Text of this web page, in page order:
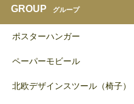
GROUP グループ
ポスターハンガー
ペーパーモビール
北欧デザインスツール（椅子）